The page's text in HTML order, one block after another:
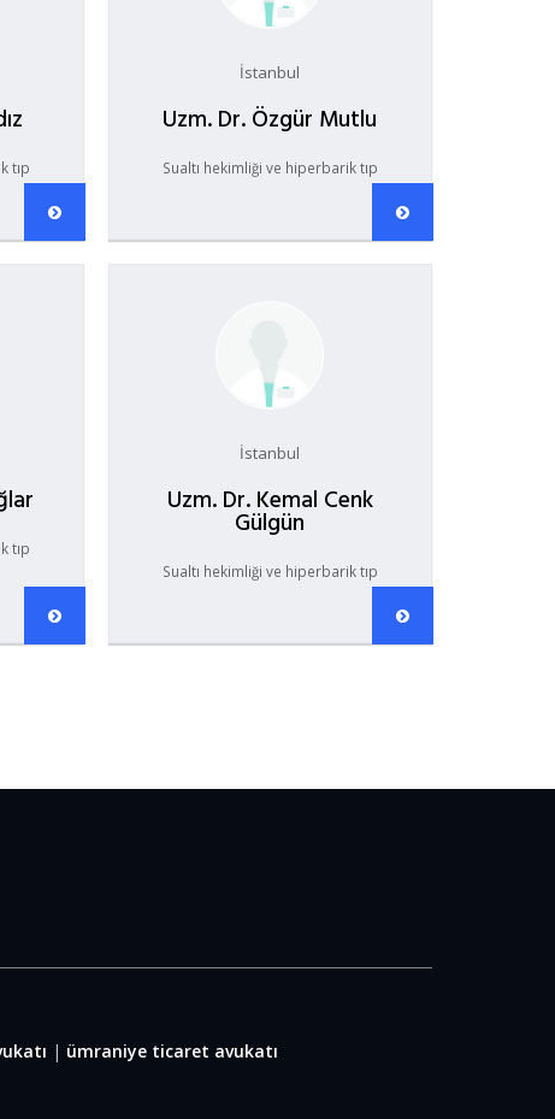
tıp
İstanbul
Uzm. Dr. Özgür Mutlu
Sualtı hekimliği ve hiperbarik tıp
tıp
İstanbul
Uzm. Dr. Kemal Cenk
Gülgün
Sualtı hekimliği ve hiperbarik tıp
| ümraniye ticaret avukatı